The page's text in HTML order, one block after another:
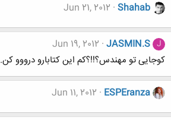
Shahab
Jun 21, 2012
J
JASMIN.S
Jun 19, 2012
کوجایی تو مهندس؟!!؟کم این کتابارو درووو کن.
ESPEranza
Jun 11, 2012